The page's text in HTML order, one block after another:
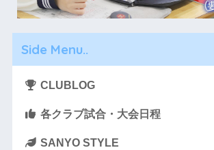
Side Menu..
CLUBLOG
各クラブ試合・大会日程
SANYO STYLE